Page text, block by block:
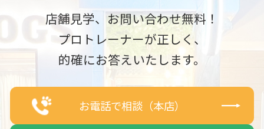
店舗見学、お問い合わせ無料！
プロトレーナーが正しく、
的確にお答えいたします。
お電話で相談（本店）